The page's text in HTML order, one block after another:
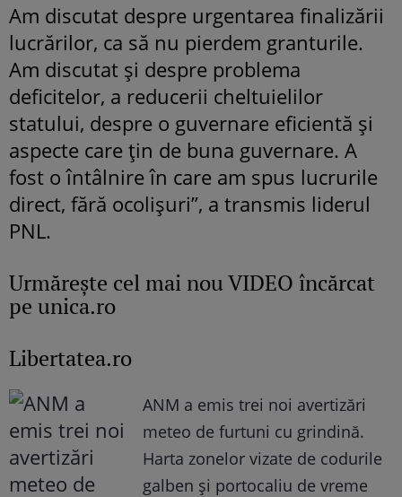
Am discutat despre urgentarea finalizării
lucrărilor, ca să nu pierdem granturile.
Am discutat și despre problema
deficitelor, a reducerii cheltuielilor
statului, despre o guvernare eficientă și
aspecte care țin de buna guvernare. A
fost o întâlnire în care am spus lucrurile
direct, fără ocolișuri”, a transmis liderul
PNL.
Urmăreşte cel mai nou VIDEO încărcat
pe unica.ro
Libertatea.ro
ANM a emis trei noi avertizări
meteo de furtuni cu grindină.
Harta zonelor vizate de codurile
galben și portocaliu de vreme